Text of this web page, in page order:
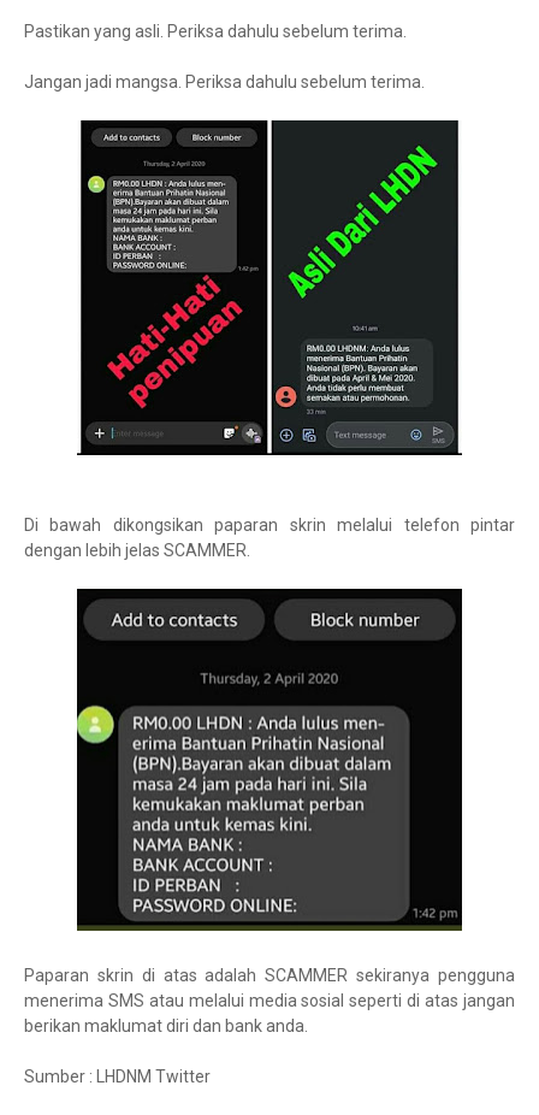
Pastikan yang asli. Periksa dahulu sebelum terima.
Jangan jadi mangsa. Periksa dahulu sebelum terima.
Di bawah dikongsikan paparan skrin melalui telefon pintar
dengan lebih jelas SCAMMER.
Paparan skrin di atas adalah SCAMMER sekiranya pengguna
menerima SMS atau melalui media sosial seperti di atas jangan
berikan maklumat diri dan bank anda.
Sumber : LHDNM Twitter